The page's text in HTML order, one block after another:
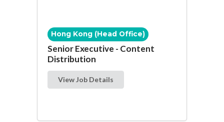
Hong Kong (Head Office)
Senior Executive - Content
Distribution
View Job Details